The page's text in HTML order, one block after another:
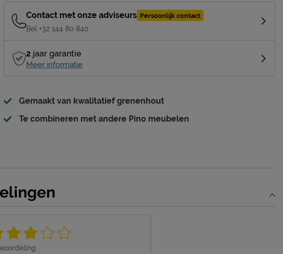
Contact met onze adviseurs Persoonlijk contact
Bel +32 144 80 840
2 jaar garantie
Meer informatie
Gemaakt van kwalitatief grenenhout
Te combineren met andere Pino meubelen